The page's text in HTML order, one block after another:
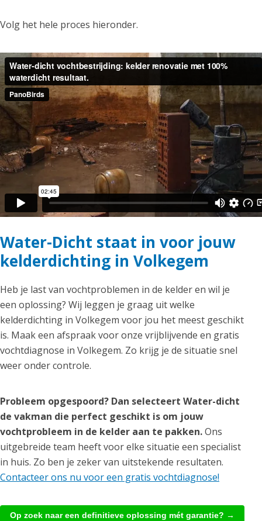
Volg het hele proces hieronder.
Water-Dicht staat in voor jouw
kelderdichting in Volkegem
Heb je last van vochtproblemen in de kelder en wil je
een oplossing? Wij leggen je graag uit welke
kelderdichting in Volkegem voor jou het meest geschikt
is. Maak een afspraak voor onze vrijblijvende en gratis
vochtdiagnose in Volkegem. Zo krijg je de situatie snel
weer onder controle.
Probleem opgespoord? Dan selecteert Water-dicht
de vakman die perfect geschikt is om jouw
vochtprobleem in de kelder aan te pakken.Ons
uitgebreide team heeft voor elke situatie een specialist
in huis. Zo ben je zeker van uitstekende resultaten.
Contacteer ons nu voor een gratis vochtdiagnose!
Op zoek naar een definitieve oplossing mét garantie? →